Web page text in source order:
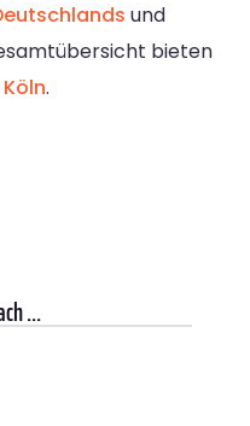
und
bieten
.
...